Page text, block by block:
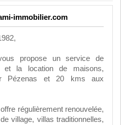
immobilier.com
propose un service de
et la location de maisons,
Pézenas et 20 kms aux
régulièrement renouvelée,
village, villas traditionnelles,